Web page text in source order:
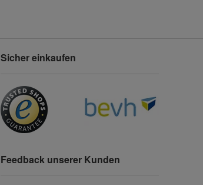
Sicher einkaufen
Feedback unserer Kunden